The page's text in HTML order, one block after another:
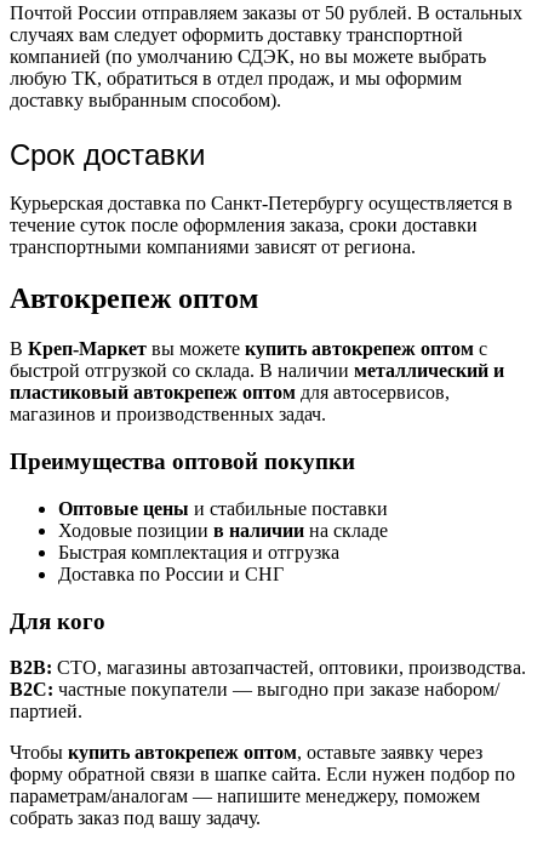
Почтой России отправляем заказы от 50 рублей. В остальных
случаях вам следует оформить доставку транспортной
компанией (по умолчанию СДЭК, но вы можете выбрать
любую ТК, обратиться в отдел продаж, и мы оформим
доставку выбранным способом).
Срок доставки
Курьерская доставка по Санкт-Петербургу осуществляется в
течение суток после оформления заказа, сроки доставки
транспортными компаниями зависят от региона.
Автокрепеж оптом
В Креп-Маркет вы можете купить автокрепеж оптом с
быстрой отгрузкой со склада. В наличии металлический и
пластиковый автокрепеж оптом для автосервисов,
магазинов и производственных задач.
Преимущества оптовой покупки
Оптовые цены и стабильные поставки
Ходовые позиции в наличии на складе
Быстрая комплектация и отгрузка
Доставка по России и СНГ
Для кого
B2B: СТО, магазины автозапчастей, оптовики, производства.
B2C: частные покупатели — выгодно при заказе набором/
партией.
Чтобы купить автокрепеж оптом, оставьте заявку через
форму обратной связи в шапке сайта. Если нужен подбор по
параметрам/аналогам — напишите менеджеру, поможем
собрать заказ под вашу задачу.